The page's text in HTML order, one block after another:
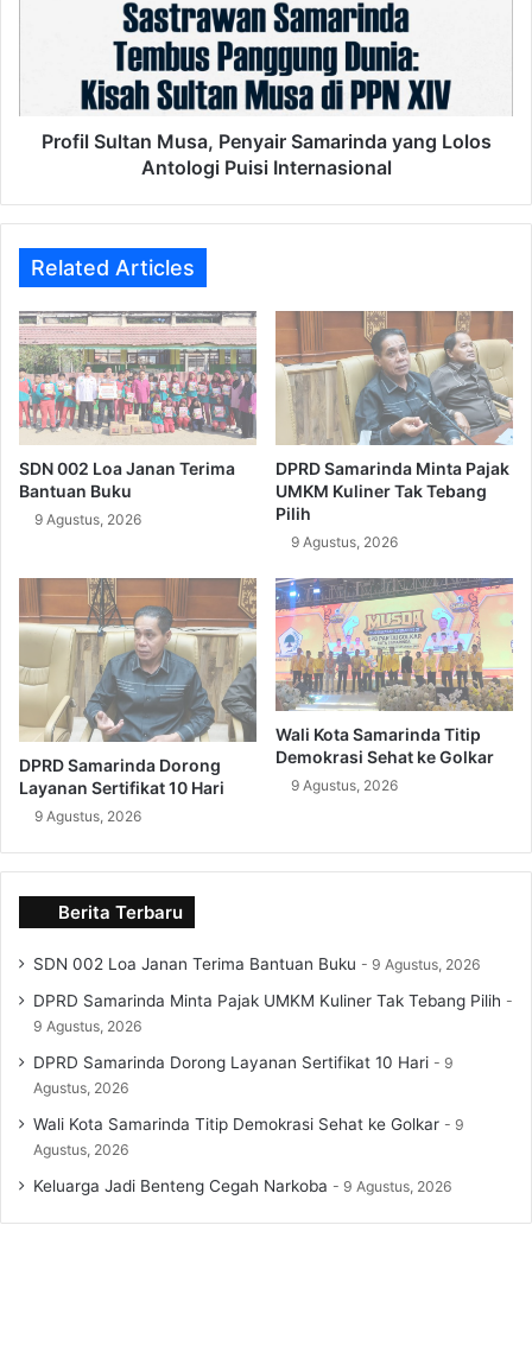
Puisi
Internasional
Profil Sultan Musa, Penyair Samarinda yang Lolos
Antologi Puisi Internasional
Related Articles
SDN 002 Loa Janan Terima
Bantuan Buku
9 Agustus, 2026
DPRD Samarinda Minta Pajak
UMKM Kuliner Tak Tebang
Pilih
9 Agustus, 2026
DPRD Samarinda Dorong
Layanan Sertifikat 10 Hari
9 Agustus, 2026
Wali Kota Samarinda Titip
Demokrasi Sehat ke Golkar
9 Agustus, 2026
Berita Terbaru
SDN 002 Loa Janan Terima Bantuan Buku 9 Agustus, 2026
DPRD Samarinda Minta Pajak UMKM Kuliner Tak Tebang Pilih
9 Agustus, 2026
DPRD Samarinda Dorong Layanan Sertifikat 10 Hari
9
Agustus, 2026
Wali Kota Samarinda Titip Demokrasi Sehat ke Golkar
9
Agustus, 2026
Keluarga Jadi Benteng Cegah Narkoba 9 Agustus, 2026